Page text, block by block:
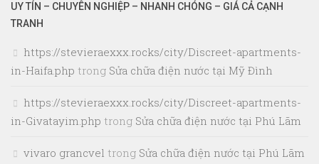
UY TÍN – CHUYÊN NGHIỆP – NHANH CHÓNG – GIÁ CẢ CẠNH
TRANH
https://stevieraexxx.rocks/city/Discreet-apartments-
in-Haifa.php trong Sửa chữa điện nước tại Mỹ Đình
https://stevieraexxx.rocks/city/Discreet-apartments-
in-Givatayim.php trong Sửa chữa điện nước tại Phú Lãm
vivaro grancvel trong Sửa chữa điện nước tại Phú Lãm